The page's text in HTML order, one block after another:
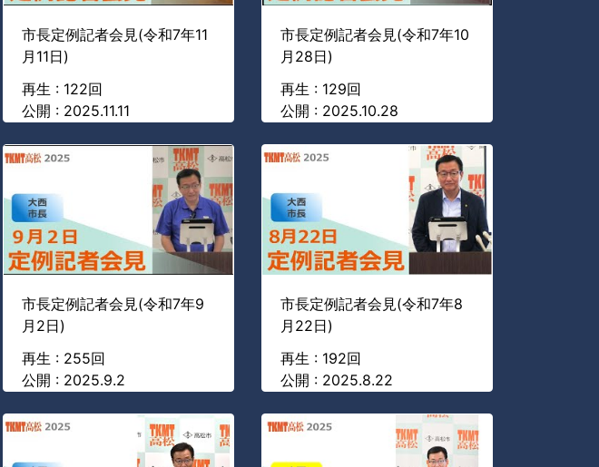
市長定例記者会見(令和7年11
月11日)
再生 : 122回
公開 : 2025.11.11
市長定例記者会見(令和7年10
月28日)
再生 : 129回
公開 : 2025.10.28
市長定例記者会見(令和7年9
月2日)
再生 : 255回
公開 : 2025.9.2
市長定例記者会見(令和7年8
月22日)
再生 : 192回
公開 : 2025.8.22